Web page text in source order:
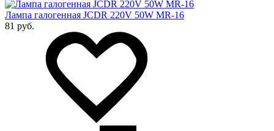
Лампа галогенная JCDR 220V 50W MR-16
81 руб.